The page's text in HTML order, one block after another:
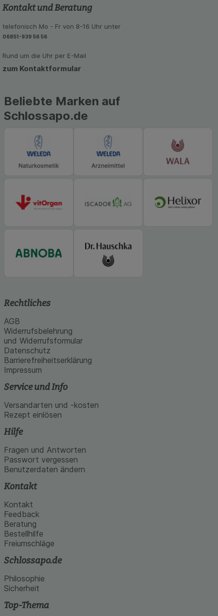
Kontakt und Beratung
telefonisch Mo - Fr von 8-16 Uhr unter
06851-939 56 56
Rund um die Uhr per E-Mail
zum Kontaktformular
Beliebte Marken auf
Schlossapo.de
Rechtliches
AGB
Widerrufsbelehrung
und Widerrufsformular
Datenschutz
Barrierefreiheitserklärung
Impressum
Service und Info
Versandarten und -kosten
Rezept einlösen
Hilfe
Fragen und Antworten
Passwort vergessen
Benutzerdaten ändern
Kontakt
Kontakt
Feedback
Beratung
Bestellhilfe
Freiumschläge
Schlossapo.de
Philosophie
Sicherheit
Top-Thema